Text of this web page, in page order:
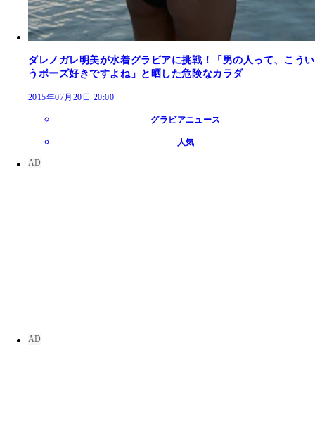
ダレノガレ明美が水着グラビアに挑戦！「男の人って、こうい
うポーズ好きですよね」と晒した危険なカラダ
2015年07月20日 20:00
グラビアニュース
人気